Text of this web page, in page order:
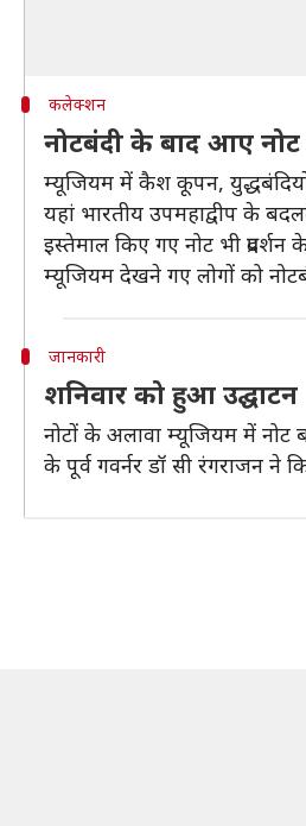
कलेक्शन
नोटबंदी के बाद आए
म्यूजियम में कैश कूपन,
यहां भारतीय उपमहाद्वीप के
इस्तेमाल किए गए नोट भी
म्यूजियम देखने गए लोगों को
जानकारी
शनिवार को हुआ उद्घाटन
नोटों के अलावा म्यूजियम में नोट
के पूर्व गवर्नर डॉ सी रंगराजन ने